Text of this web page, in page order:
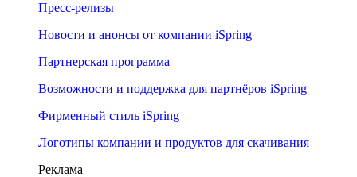
Пресс-релизы
Новости и анонсы от компании iSpring
Партнерская программа
Возможности и поддержка для партнёров iSpring
Фирменный стиль iSpring
Логотипы компании и продуктов для скачивания
Реклама